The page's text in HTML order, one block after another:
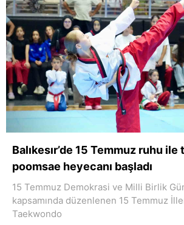
Balıkesır’de 15 Temmuz ruhu
poomsae heyecanı başladı
15 Temmuz Demokrasi ve Milli Birlik
kapsamında düzenlenen 15 Temmuz
Taekwondo